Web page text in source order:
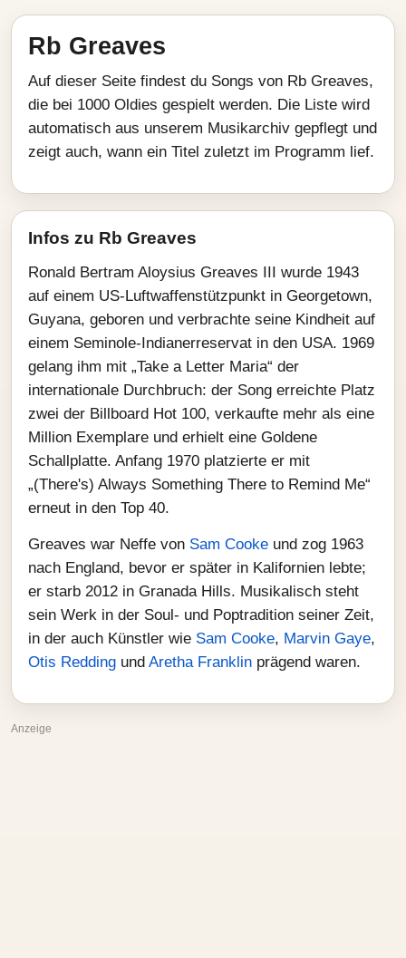
Rb Greaves
Auf dieser Seite findest du Songs von Rb Greaves,
die bei 1000 Oldies gespielt werden. Die Liste wird
automatisch aus unserem Musikarchiv gepflegt und
zeigt auch, wann ein Titel zuletzt im Programm lief.
Infos zu Rb Greaves
Ronald Bertram Aloysius Greaves III wurde 1943
auf einem US-Luftwaffenstützpunkt in Georgetown,
Guyana, geboren und verbrachte seine Kindheit auf
einem Seminole-Indianerreservat in den USA. 1969
gelang ihm mit „Take a Letter Maria“ der
internationale Durchbruch: der Song erreichte Platz
zwei der Billboard Hot 100, verkaufte mehr als eine
Million Exemplare und erhielt eine Goldene
Schallplatte. Anfang 1970 platzierte er mit
„(There's) Always Something There to Remind Me“
erneut in den Top 40.
Greaves war Neffe von Sam Cooke und zog 1963
nach England, bevor er später in Kalifornien lebte;
er starb 2012 in Granada Hills. Musikalisch steht
sein Werk in der Soul- und Poptradition seiner Zeit,
in der auch Künstler wie Sam Cooke, Marvin Gaye,
Otis Redding und Aretha Franklin prägend waren.
Anzeige